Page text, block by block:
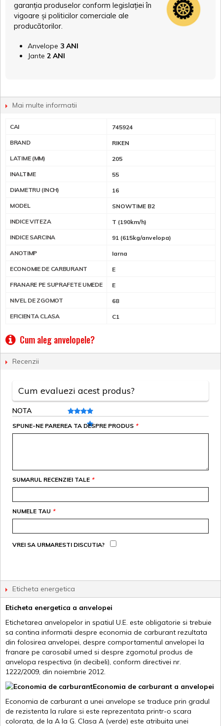
garanția produselor conform legislației în
vigoare și politicilor comerciale ale
producătorilor.
Anvelope 3 ANI
Jante 2 ANI
Mai multe informatii
CAI 745924
BRAND RIKEN
LATIME (MM) 205
INALTIME 55
DIAMETRU (INCH) 16
MODEL SNOWTIME B2
INDICE VITEZA T (190km/h)
INDICE SARCINA 91 (615kg/anvelopa)
ANOTIMP Iarna
ECONOMIE DE CARBURANT E
FRANARE PE SUPRAFETE UMEDE E
NIVEL DE ZGOMOT 68
EFICIENTA CLASA C1
Cum aleg anvelopele?
Recenzii
Cum evaluezi acest produs?
NOTA
*
SPUNE-NE PAREREA TA DESPRE PRODUS
*
SUMARUL RECENZIEI TALE
*
NUMELE TAU
VREI SA URMARESTI DISCUTIA?
Eticheta energetica
Eticheta energetica a anvelopei
Etichetarea anvelopelor in spatiul U.E. este obligatorie si trebuie
sa contina informatii despre economia de carburant rezultata
din folosirea anvelopei, despre comportamentul anvelopei la
franare pe carosabil umed si despre zgomotul produs de
anvelopa respectiva (in decibeli), conform directivei nr.
1222/2009, din noiembrie 2012.
Economia de carburant a anvelopei
Economia de carburant a unei anvelope se traduce prin gradul
de rezistenta la rulare si este reprezentata printr-o scara
colorata, de la A la G. Clasa A (verde) este atribuita unei